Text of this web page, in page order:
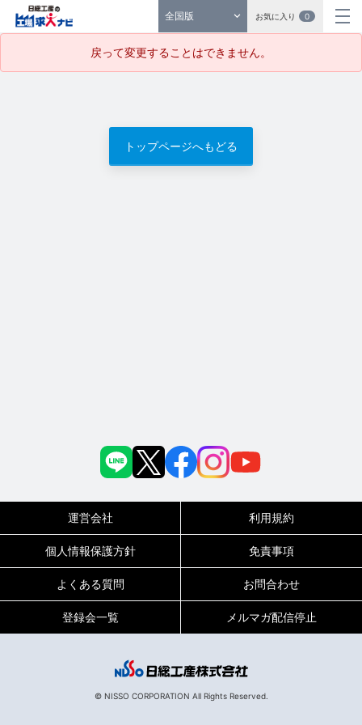
全国版 お気に入り 0
戻って変更することはできません。
トップページへもどる
運営会社 利用規約
個人情報保護方針 免責事項
よくある質問 お問合わせ
登録会一覧 メルマガ配信停止
© NISSO CORPORATION All Rights Reserved.